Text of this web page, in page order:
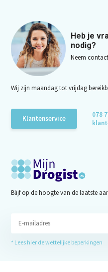
Heb je
nodig?
Neem
Wij zijn maandag tot vrijdag
Klantenservice
078
Blijf op de hoogte van de laatste
* Lees hier de wettelijke beperkingen